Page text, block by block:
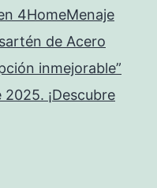
4HomeMenaje
de Acero
inmejorable”
¡Descubre